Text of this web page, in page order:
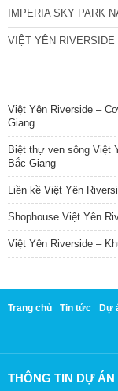
IMPERIA SKY PARK
VIỆT YÊN RIVERSIDE
Việt Yên Riverside –
Giang
Biệt thự ven sông Việt
Bắc Giang
Liền kề Việt Yên
Shophouse Việt Yên
Việt Yên Riverside –
Trang chủ Tin tức Dự
THÔNG TIN DỰ ÁN